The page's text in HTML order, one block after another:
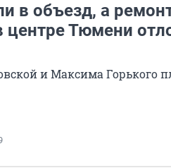
в объезд, а
центре Тюмени
и Максима Горького